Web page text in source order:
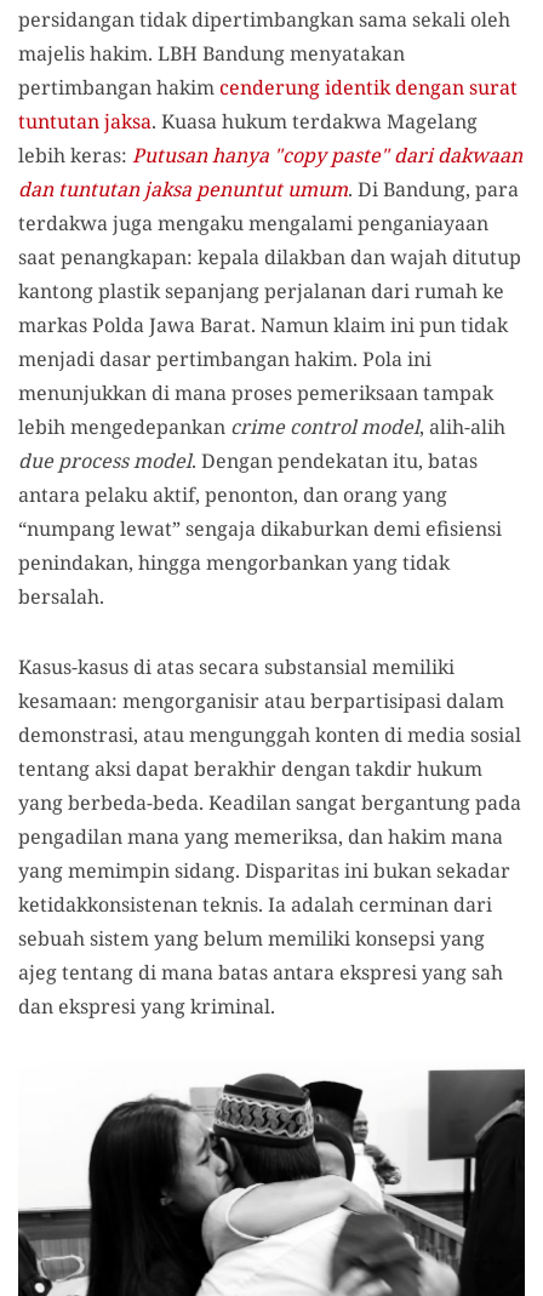
persidangan tidak dipertimbangkan sama sekali oleh
majelis hakim. LBH Bandung menyatakan
pertimbangan hakimcenderung identik dengan surat
tuntutan jaksa. Kuasa hukum terdakwa Magelang
lebih keras: Putusan hanya "copy paste" dari dakwaan
dan tuntutan jaksa penuntut umum. Di Bandung, para
terdakwa juga mengaku mengalami penganiayaan
saat penangkapan: kepala dilakban dan wajah ditutup
kantong plastik sepanjang perjalanan dari rumah ke
markas Polda Jawa Barat. Namun klaim ini pun tidak
menjadi dasar pertimbangan hakim. Pola ini
menunjukkan di mana proses pemeriksaan tampak
lebih mengedepankan crime control model, alih-alih
due process model. Dengan pendekatan itu, batas
antara pelaku aktif, penonton, dan orang yang
“numpang lewat” sengaja dikaburkan demi efisiensi
penindakan, hingga mengorbankan yang tidak
bersalah.
Kasus-kasus di atas secara substansial memiliki
kesamaan: mengorganisir atau berpartisipasi dalam
demonstrasi, atau mengunggah konten di media sosial
tentang aksi dapat berakhir dengan takdir hukum
yang berbeda-beda. Keadilan sangat bergantung pada
pengadilan mana yang memeriksa, dan hakim mana
yang memimpin sidang. Disparitas ini bukan sekadar
ketidakkonsistenan teknis. Ia adalah cerminan dari
sebuah sistem yang belum memiliki konsepsi yang
ajeg tentang di mana batas antara ekspresi yang sah
dan ekspresi yang kriminal.